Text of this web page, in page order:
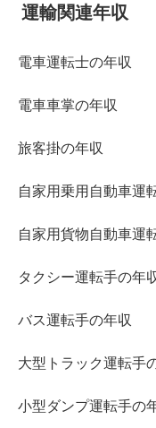
運輸関連年収
電車運転士の年収
電車車掌の年収
旅客掛の年収
自家用乗用自動車運
自家用貨物自動車運
タクシー運転手の年
バス運転手の年収
大型トラック運転手
小型ダンプ運転手の